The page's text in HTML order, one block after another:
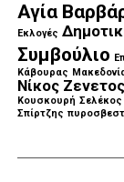
Αγία
Εκλογές
Συμβούλιο
Κάβουρας
Νίκος Ζενετος
Κουσκουρή Σελέκος
Σπίρτζης